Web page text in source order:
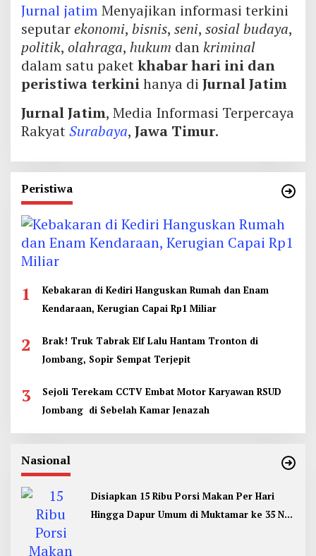
Jurnal jatimMenyajikan informasi terkini
seputarekonomi, bisnis, seni, sosial budaya,
politik, olahraga, hukum dankriminal
dalam satu paketkhabar hari ini dan
peristiwa terkinihanya di Jurnal Jatim
Jurnal Jatim, Media Informasi Terpercaya
RakyatSurabaya, Jawa Timur.
Peristiwa
1
Kebakaran di Kediri Hanguskan Rumah dan Enam
Kendaraan, Kerugian Capai Rp1 Miliar
2
Brak! Truk Tabrak Elf Lalu Hantam Tronton di
Jombang, Sopir Sempat Terjepit
3
Sejoli Terekam CCTV Embat Motor Karyawan RSUD
Jombang di Sebelah Kamar Jenazah
Nasional
Disiapkan 15 Ribu Porsi Makan Per Hari
Hingga Dapur Umum di Muktamar ke 35 NU